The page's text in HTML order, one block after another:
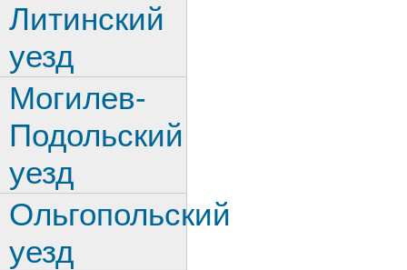
Литинский
уезд
Могилев-
Подольский
уезд
Ольгопольский
уезд